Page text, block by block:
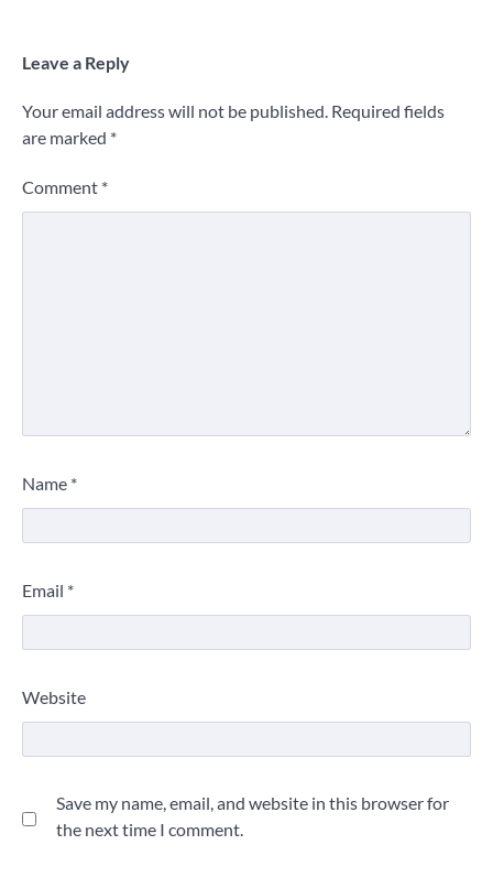
Leave a Reply
Your email address will not be published. Required fields
are marked *
Comment *
Name *
Email *
Website
Save my name, email, and website in this browser for
the next time I comment.